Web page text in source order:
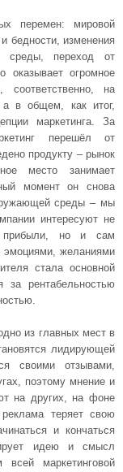
перемен: мировой
бедности, изменения
среды, переход от
оказывает огромное
на
а в общем, как итог,
маркетинга. За
перешёл от
продукту – рынок
место занимает
момент он снова
среды – мы
интересуют не
прибыли, но и сам
эмоциями, желаниями
стала основной
за рентабельностью
из главных мест в
лидирующей
своими отзывами,
поэтому мнение и
на других, на фоне
реклама теряет свою
и кончаться
идею и смысл
всей маркетинговой